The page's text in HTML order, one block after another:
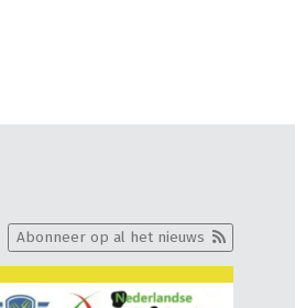
Abonneer op al het nieuws